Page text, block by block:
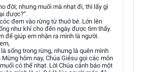
đời; nhưng muối mà nhạt đi, thì lấy gì
được?”.
đem vào rừng từ thuở bé. Lớn lên
như khỉ cho đến ngày được tìm thấy.
để giúp em nhận ra mình là người.
sống trong rừng, nhưng là quên mình
hôm nay, Chúa Giêsu gọi các môn
có thể nhạt. Lời Chúa cảnh báo một